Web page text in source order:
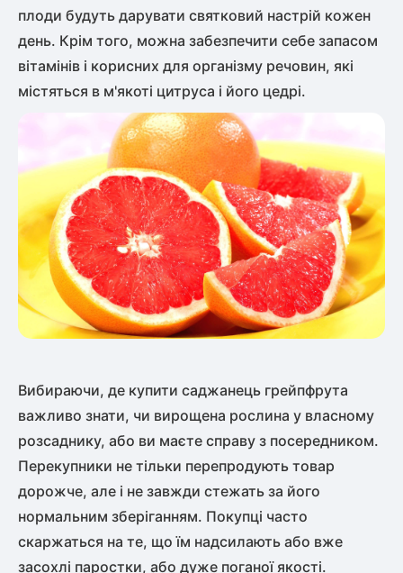
плоди будуть дарувати святковий настрій кожен
день. Крім того, можна забезпечити себе запасом
вітамінів і корисних для організму речовин, які
містяться в м'якоті цитруса і його цедрі.
Вибираючи, де купити саджанець грейпфрута
важливо знати, чи вирощена рослина у власному
розсаднику, або ви маєте справу з посередником.
Перекупники не тільки перепродують товар
дорожче, але і не завжди стежать за його
нормальним зберіганням. Покупці часто
скаржаться на те, що їм надсилають або вже
засохлі паростки, або дуже поганої якості.